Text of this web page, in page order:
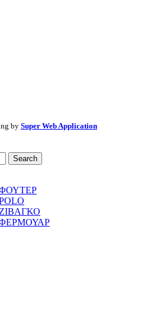
by Super Web Application
Search